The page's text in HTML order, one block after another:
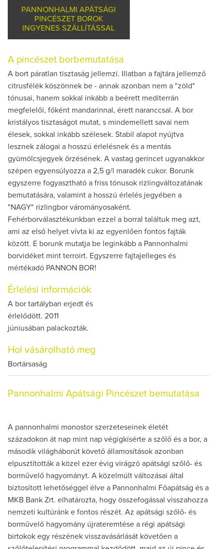
PANNONHALMI APÁTSÁGI
PINCÉSZET BOROK
INGYENES SZÁLLÍTÁSSAL
A pincészet borbemutatása
A bort páratlan tisztaság jellemzi. Illatban a fajtára jellemző
citrusfélék köszönnek be - annak azonban nem a "zöld"
tónusai, hanem sokkal inkább a beérett mediterrán
megfelelői, főként mandarinnal, érett naranccsal. A bor
kristályos tisztaságot mutat, s mindemellett savai nem
élesek, sokkal inkább szélesek. Stabil alapot nyújtva
lesznek zálogai a hosszú érlelésnek és a mentás
gyümölcsjegyek őrzésének. A vastag gerincet ugyanakkor
szépen egyensúlyozza a 2,5 g/l maradék cukor. Borunk
egyszerre fogyasztható a friss tónusok rizlingváltozatának
bemutatására, valamint a hosszú érlelés jegyében a
"NAGY" rizlingbor várományosaként.
Fehérborválasztékunkban ezzel a borral találtuk meg azt,
ami az első helyet vívta ki az egyenlően fontos fajták
között. E borunk mutatja be leginkább a Pannonhalmi
borvidéket mint terroirt. Egyszerre fajtajelleges és
mértékadó PANNON BOR!
Érlelési információk
A bor tartályban erjedt és
érlelődött. 2011
júniusában palackozták.
Hol vásárolható meg
Bortársaság
Pannonhalmi Apátsági Pincészet bemutatása
A pannonhalmi monostor szerzeteseinek életét
századokon át nap mint nap végigkísérte a szőlő és a bor, a
második világháborút követő államosítások azonban
elpusztították a közel ezer évig virágzó apátsági szőlő- és
borművelő hagyományt. A közelmúlt változásai által
biztosított lehetőséggel élve a Pannonhalmi Főapátság és a
MKB Bank Zrt. elhatározta, hogy összefogással visszahozza
nemzeti kultúránk e fontos részét. Az apátsági szőlő- és
borművelő hagyomány újrateremtése a régi apátsági
birtokok egy részének visszavásárlását követően a